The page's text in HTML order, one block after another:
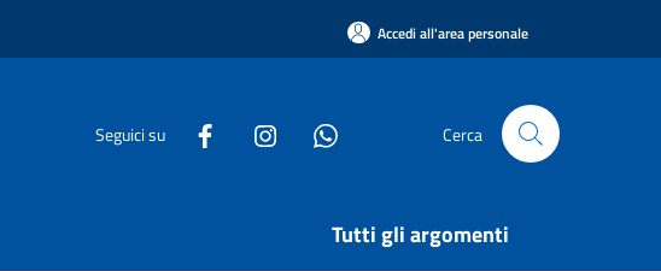
Accedi all'area personale
Seguici su Cerca
Tutti gli argomenti